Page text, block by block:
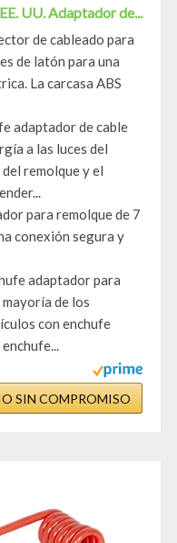
UU. Adaptador de...
de cableado para
de latón para una
La carcasa ABS
adaptador de cable
a las luces del
remolque y el
para remolque de 7
conexión segura y
adaptador para
de los
con enchufe
SIN COMPROMISO